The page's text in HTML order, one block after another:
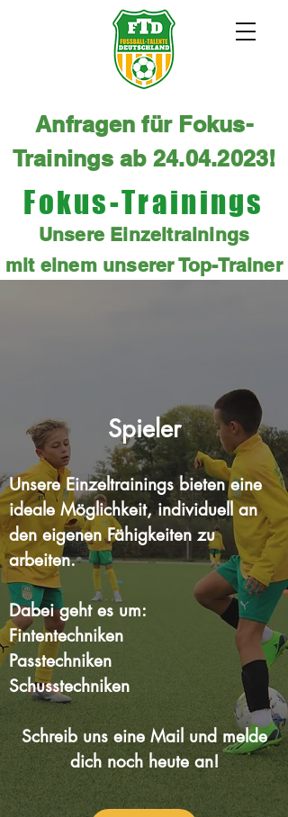
Anfragen für Fokus-
Trainings ab 24.04.2023!
Fokus-Trainings
Unsere Einzeltrainings
mit einemunserer Top-Trainer
Spieler
Unsere Einzeltrainings bieten eine
ideale Möglichkeit, individuell an
den eigenen Fähigkeiten zu
arbeiten.
Dabei geht es um:
Fintentechniken
Passtechniken
Schusstechniken
Schreib uns eine Mail und melde
dich noch heute an!